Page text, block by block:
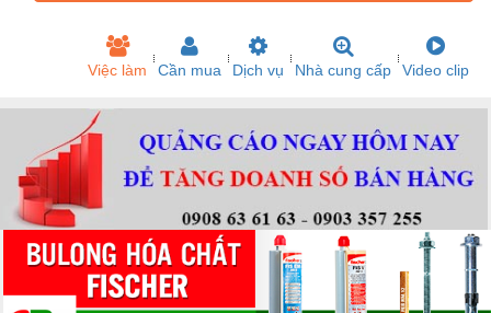
Việc làm Cần mua Dịch vụ Nhà cung cấp Video clip